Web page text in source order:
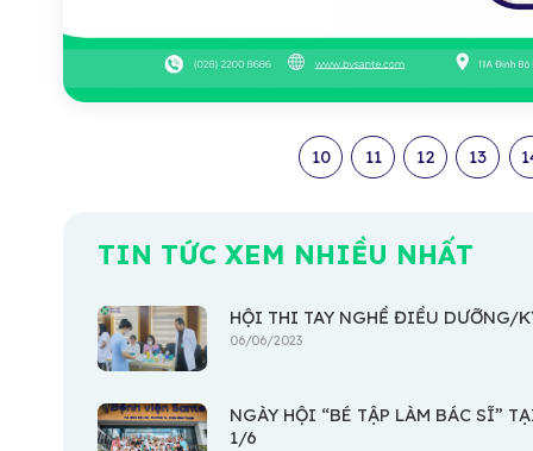
10 11 12 13
TIN TỨC XEM NHIỀU NHẤT
HỘI THI TAY NGHỀ ĐIỀU DƯỠNG/
06/06/2023
NGÀY HỘI “BÉ TẬP LÀM BÁC SĨ”
1/6